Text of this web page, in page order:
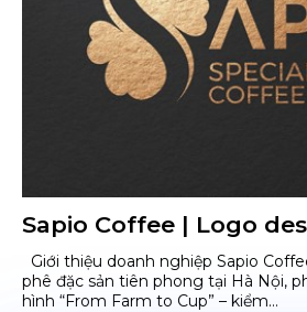
Sapio Coffee | Logo
Giới thiệu doanh nghiệp Sapio
phê đặc sản tiên phong tại Hà Nội,
hình “From Farm to Cup” – kiểm...